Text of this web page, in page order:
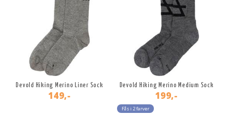
Devold Hiking Merino Liner Sock
149,-
Devold Hiking Merino Medium Sock
199,-
Fås i 2 farver